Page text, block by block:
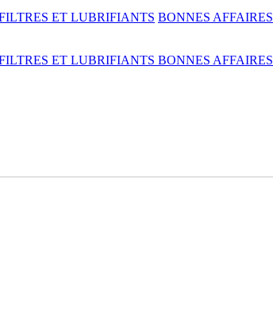
ET LUBRIFIANTS BONNES AFFAIRES
ET LUBRIFIANTS BONNES AFFAIRES